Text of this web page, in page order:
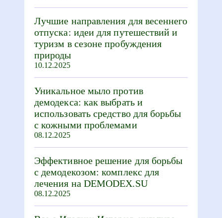
Лучшие направления для весеннего
отпуска: идеи для путешествий и
туризм в сезоне пробуждения
природы
10.12.2025
Уникальное мыло против
демодекса: как выбрать и
использовать средство для борьбы
с кожными проблемами
08.12.2025
Эффективное решение для борьбы
с демодекозом: комплекс для
лечения на DEMODEX.SU
08.12.2025